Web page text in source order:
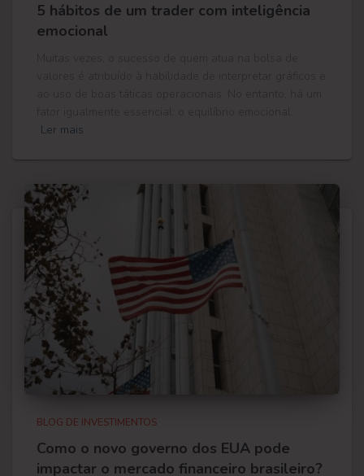
5 hábitos de um trader com inteligência
emocional
Ler mais
BLOG DE INVESTIMENTOS
Como o novo governo dos EUA pode
impactar o mercado financeiro brasileiro?